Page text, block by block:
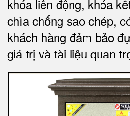
khóa liên động, khóa
chìa chống sao chép,
khách hàng đảm bảo
giá trị và tài liệu quan